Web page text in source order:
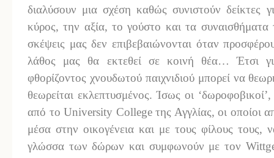
διαλύσουν μια σχέση καθώς συνιστούν δείκτες
κύρος, την αξία, το γούστο και τα
σκέψεις μας δεν επιβεβαιώνονται όταν
λάθος μας θα εκτεθεί σε κοινή θέα… Έτσι
φθορίζοντος χνουδωτού παιχνιδιού μπορεί να
θεωρείται εκλεπτυσμένος. Ίσως οι
από το University College της Αγγλίας, οι οποίοι
μέσα στην οικογένεια και με τους φίλους τους,
γλώσσα των δώρων και συμφωνούν με τον